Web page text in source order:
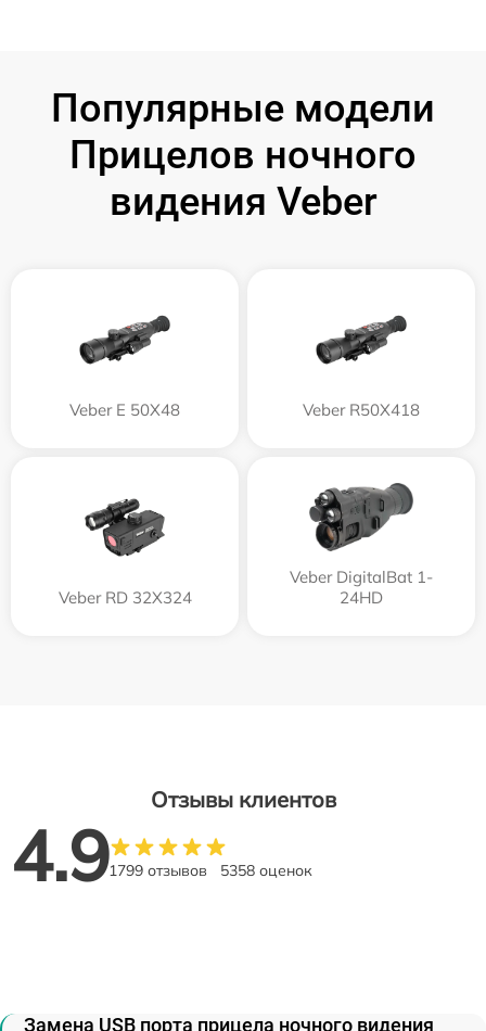
Популярные модели
Прицелов ночного
видения Veber
Veber E 50X48 Veber R50X418
Veber RD 32X324
Veber DigitalBat 1-
24HD
Отзывы клиентов
4.91799 отзывов 5358 оценок
Замена USB порта прицела ночного видения